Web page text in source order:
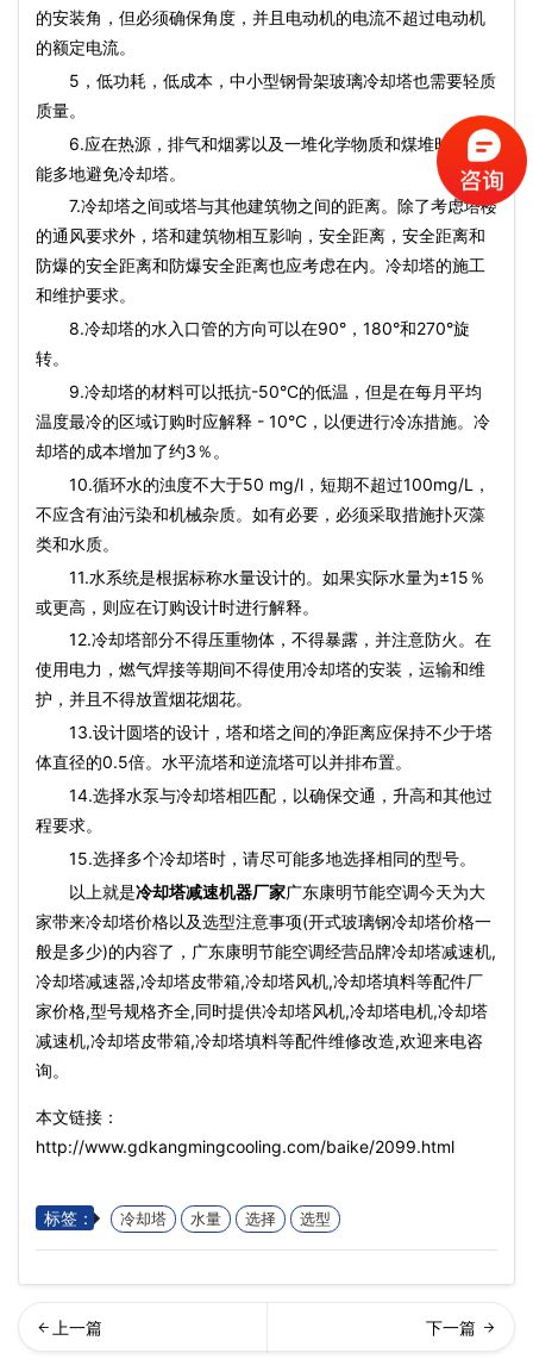
的安装角，但必须确保角度，并且电动机的电流不超过电动机
的额定电流。
5，低功耗，低成本，中小型钢骨架玻璃冷却塔也需要轻质
质量。
6.应在热源，排气和烟雾以及一堆化学物质和煤堆时尽可
能多地避免冷却塔。
7.冷却塔之间或塔与其他建筑物之间的距离。除了考虑塔楼
的通风要求外，塔和建筑物相互影响，安全距离，安全距离和
防爆的安全距离和防爆安全距离也应考虑在内。冷却塔的施工
和维护要求。
8.冷却塔的水入口管的方向可以在90°，180°和270°旋
转。
9.冷却塔的材料可以抵抗-50°C的低温，但是在每月平均
温度最冷的区域订购时应解释 - 10°C，以便进行冷冻措施。冷
却塔的成本增加了约3％。
10.循环水的浊度不大于50 mg/l，短期不超过100mg/L，
不应含有油污染和机械杂质。如有必要，必须采取措施扑灭藻
类和水质。
11.水系统是根据标称水量设计的。如果实际水量为±15％
或更高，则应在订购设计时进行解释。
12.冷却塔部分不得压重物体，不得暴露，并注意防火。在
使用电力，燃气焊接等期间不得使用冷却塔的安装，运输和维
护，并且不得放置烟花烟花。
13.设计圆塔的设计，塔和塔之间的净距离应保持不少于塔
体直径的0.5倍。水平流塔和逆流塔可以并排布置。
14.选择水泵与冷却塔相匹配，以确保交通，升高和其他过
程要求。
15.选择多个冷却塔时，请尽可能多地选择相同的型号。
以上就是冷却塔减速机器厂家广东康明节能空调今天为大
家带来冷却塔价格以及选型注意事项(开式玻璃钢冷却塔价格一
般是多少)的内容了，广东康明节能空调经营品牌冷却塔减速机,
冷却塔减速器,冷却塔皮带箱,冷却塔风机,冷却塔填料等配件厂
家价格,型号规格齐全,同时提供冷却塔风机,冷却塔电机,冷却塔
减速机,冷却塔皮带箱,冷却塔填料等配件维修改造,欢迎来电咨
询。
本文链接：
http://www.gdkangmingcooling.com/baike/2099.html
标签： 冷却塔 水量 选择 选型